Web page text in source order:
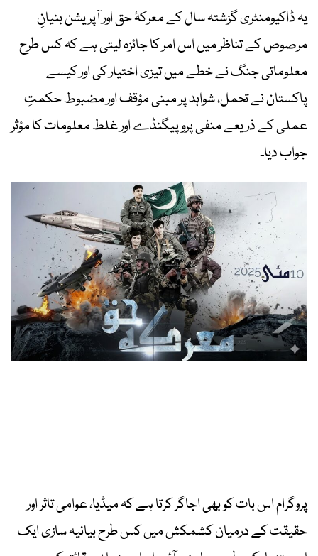
یہ ڈاکیومنٹری گزشتہ سال کے معرکۂ حق اور آپریشن بنیانِ
مرصوص کے تناظر میں اس امر کا جائزہ لیتی ہے کہ کس طرح
معلوماتی جنگ نے خطے میں تیزی اختیار کی اور کیسے
پاکستان نے تحمل، شواہد پر مبنی مؤقف اور مضبوط حکمتِ
عملی کے ذریعے منفی پروپیگنڈے اور غلط معلومات کا مؤثر
جواب دیا۔
پروگرام اس بات کو بھی اجاگر کرتا ہے کہ میڈیا، عوامی تاثر اور
حقیقت کے درمیان کشمکش میں کس طرح بیانیہ سازی ایک